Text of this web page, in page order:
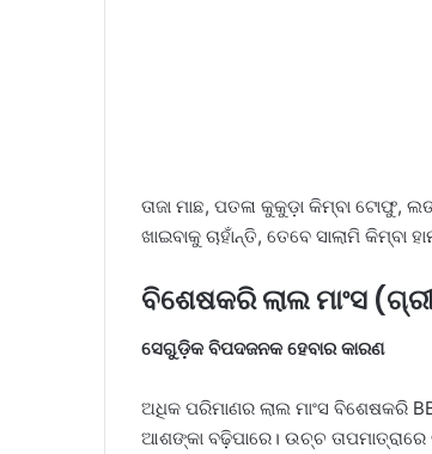
ତାଜା ମାଛ, ପତଳା କୁକୁଡ଼ା କିମ୍ବା
ଖାଇବାକୁ ଚାହାଁନ୍ତି, ତେବେ ସାଲାମି
ବିଶେଷକରି ଲାଲ ମାଂସ
ସେଗୁଡ଼ିକ ବିପଦଜନକ ହେବାର କାରଣ
ଅଧିକ ପରିମାଣର ଲାଲ ମାଂସ ବିଶେଷକରି
ଆଶଙ୍କା ବଢ଼ିପାରେ। ଉଚ୍ଚ ତାପମାତ୍ରାରେ